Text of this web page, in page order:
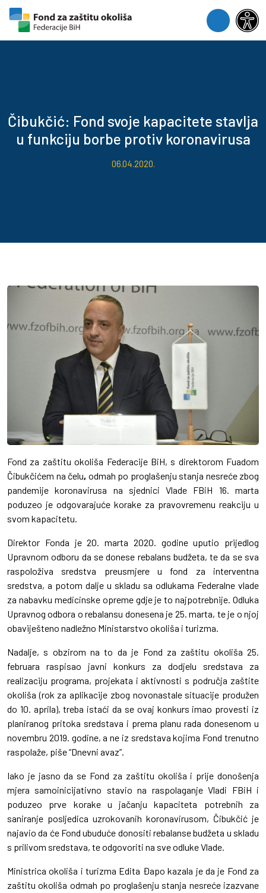
Skip to content
Skip to footer
Menu
Čibukčić: Fond svoje kapacitete stavlja
u funkciju borbe protiv koronavirusa
06.04.2020.
Fond za zaštitu okoliša Federacije BiH, s direktorom Fuadom
Čibukčićem na čelu, odmah po proglašenju stanja nesreće zbog
pandemije koronavirusa na sjednici Vlade FBiH 16. marta
poduzeo je odgovarajuće korake za pravovremenu reakciju u
svom kapacitetu.
Direktor Fonda je 20. marta 2020. godine uputio prijedlog
Upravnom odboru da se donese rebalans budžeta, te da se sva
raspoloživa sredstva preusmjere u fond za interventna
sredstva, a potom dalje u skladu sa odlukama Federalne vlade
za nabavku medicinske opreme gdje je to najpotrebnije. Odluka
Upravnog odbora o rebalansu donesena je 25. marta, te je o njoj
obaviješteno nadležno Ministarstvo okoliša i turizma.
Nadalje, s obzirom na to da je Fond za zaštitu okoliša 25.
februara raspisao javni konkurs za dodjelu sredstava za
realizaciju programa, projekata i aktivnosti s područja zaštite
okoliša (rok za aplikacije zbog novonastale situacije produžen
do 10. aprila), treba istaći da se ovaj konkurs imao provesti iz
planiranog pritoka sredstava i prema planu rada donesenom u
novembru 2019. godine, a ne iz sredstava kojima Fond trenutno
raspolaže, piše “Dnevni avaz”.
Iako je jasno da se Fond za zaštitu okoliša i prije donošenja
mjera samoinicijativno stavio na raspolaganje Vladi FBiH i
poduzeo prve korake u jačanju kapaciteta potrebnih za
saniranje posljedica uzrokovanih koronavirusom, Čibukčić je
najavio da će Fond ubuduće donositi rebalanse budžeta u skladu
s prilivom sredstava, te odgovoriti na sve odluke Vlade.
Ministrica okoliša i turizma Edita Đapo kazala je da je Fond za
zaštitu okoliša odmah po proglašenju stanja nesreće izazvane